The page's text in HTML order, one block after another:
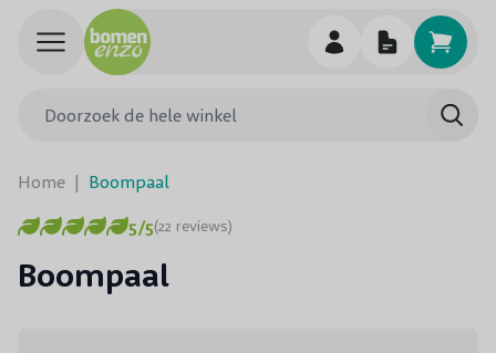
Ga naar de inhoud
Home | Boompaal
5/5(22 reviews)
Boompaal